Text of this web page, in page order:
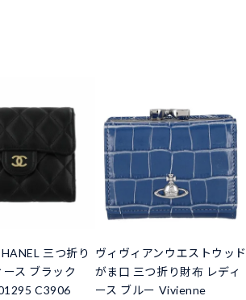
三つ折り
ス ブラック
C3906
ヴィヴィアンウエストウッド
がま口 三つ折り財布 レディ
ース ブルー Vivienne